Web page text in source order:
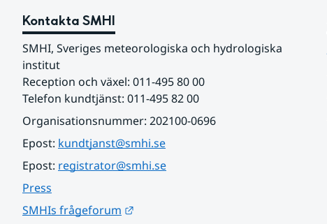
Kontakta SMHI
SMHI, Sveriges meteorologiska och hydrologiska
institut
Reception och växel: 011-495 80 00
Telefon kundtjänst: 011-495 82 00
Organisationsnummer: 202100-0696
Epost: kundtjanst@smhi.se
Epost: registrator@smhi.se
Press
SMHIs frågeforum